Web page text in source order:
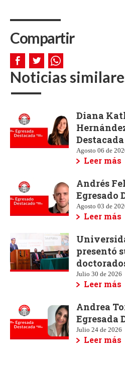
Compartir
Noticias
Diana
Destacada
Agosto 06 de
Leer más
Andrés
Egresado
Agosto 03 de
Leer más
presentó
Julio 30 de 2026
Leer más
Andrea
Egresada
Julio 24 de 2026
Leer más